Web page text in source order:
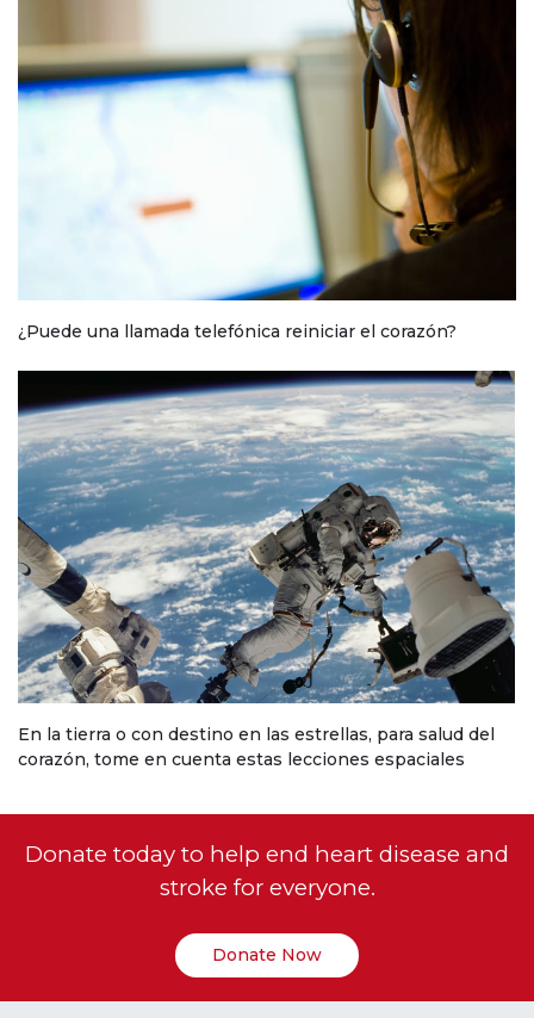
¿Puede una llamada telefónica reiniciar el corazón?
En la tierra o con destino en las estrellas, para salud del
corazón, tome en cuenta estas lecciones espaciales
Donate today to help end heart disease and
stroke for everyone.
Donate Now